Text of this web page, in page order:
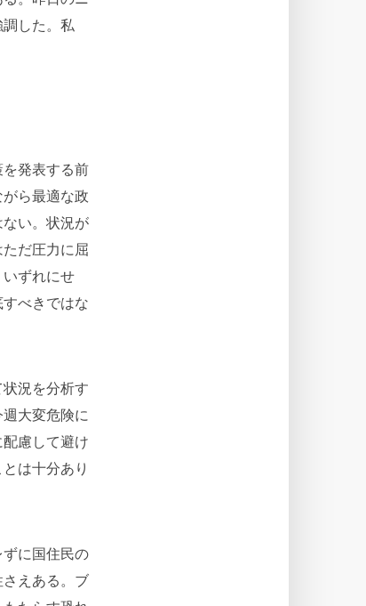
した。私
発表する前
ら最適な政
い。状況が
だ圧力に屈
ずれにせ
べきではな
況を分析す
大変危険に
慮して避け
は十分あり
に国住民の
えある。ブ